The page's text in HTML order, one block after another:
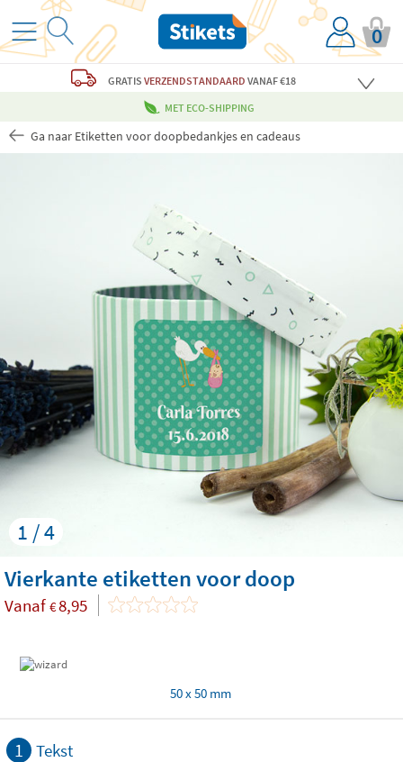
0
GRATIS VERZENDSTANDAARD VANAF €18
MET ECO-SHIPPING
Ga naar Etiketten voor doopbedankjes en cadeaus
1 / 4
Vierkante etiketten voor doop
Vanaf €8,95
50 x 50 mm
1 Tekst